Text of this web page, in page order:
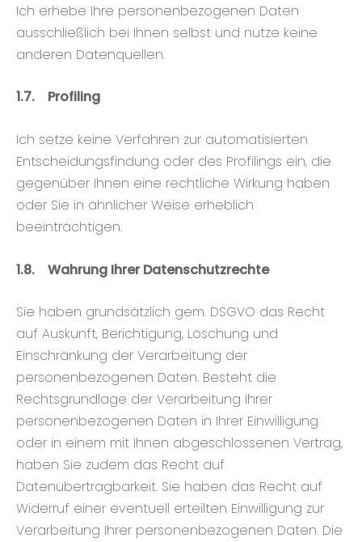
Ich erhebe Ihre personenbezogenen Daten
ausschließlich bei Ihnen selbst und nutze keine
anderen Datenquellen.
1.7. Profiling
Ich setze keine Verfahren zur automatisierten
Entscheidungsfindung oder des Profilings ein, die
gegenüber Ihnen eine rechtliche Wirkung haben
oder Sie in ähnlicher Weise erheblich
beeinträchtigen.
1.8. Wahrung Ihrer Datenschutzrechte
Sie haben grundsätzlich gem. DSGVO das Recht
auf Auskunft, Berichtigung, Löschung und
Einschränkung der Verarbeitung der
personenbezogenen Daten. Besteht die
Rechtsgrundlage der Verarbeitung Ihrer
personenbezogenen Daten in Ihrer Einwilligung
oder in einem mit Ihnen abgeschlossenen Vertrag,
haben Sie zudem das Recht auf
Datenübertragbarkeit. Sie haben das Recht auf
Widerruf einer eventuell erteilten Einwilligung zur
Verarbeitung Ihrer personenbezogenen Daten. Die